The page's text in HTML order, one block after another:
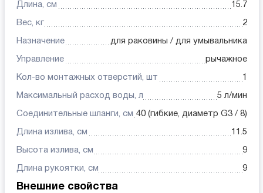
Длина, см 15.7
Вес, кг 2
Назначение для раковины / для умывальника
Управление рычажное
Кол-во монтажных отверстий, шт 1
Максимальный расход воды, л 5 л/мин
Соединительные шланги, см 40 (гибкие, диаметр G3 / 8)
Длина излива, см 11.5
Высота излива, см 9
Длина рукоятки, см 9
Внешние свойства